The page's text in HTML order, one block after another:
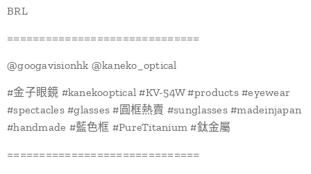
BRL
==============================
@googavisionhk @kaneko_optical
#金子眼鏡 #kanekooptical #KV-54W #products #eyewear
#spectacles #glasses #圓框熱賣 #sunglasses #madeinjapan
#handmade #藍色框 #PureTitanium #鈦金屬
==============================